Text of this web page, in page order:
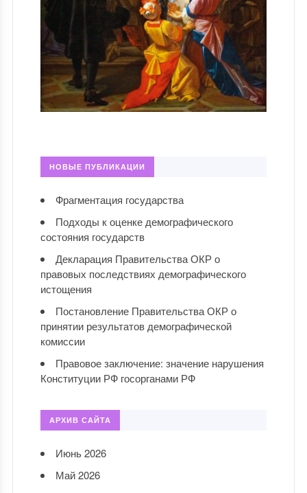
НОВЫЕ ПУБЛИКАЦИИ
Фрагментация государства
Подходы к оценке демографического
состояния государств
Декларация Правительства ОКР о
правовых последствиях демографического
истощения
Постановление Правительства ОКР о
принятии результатов демографической
комиссии
Правовое заключение: значение нарушения
Конституции РФ госорганами РФ
АРХИВ САЙТА
Июнь 2026
Май 2026